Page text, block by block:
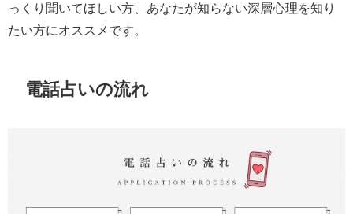
っくり聞いてほしい方、あなたが知らない深層心理を知り
たい方にオススメです。
電話占いの流れ